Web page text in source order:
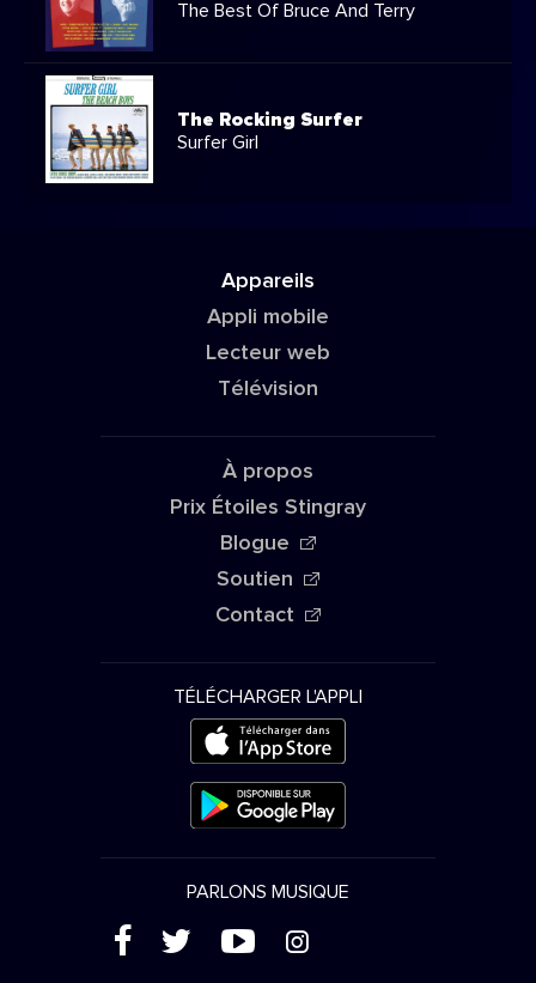
The Best Of Bruce And Terry
The Rocking Surfer
Surfer Girl
Appareils
Appli mobile
Lecteur web
Télévision
À propos
Prix Étoiles Stingray
Blogue
Soutien
Contact
TÉLÉCHARGER L'APPLI
PARLONS MUSIQUE
( ' + &